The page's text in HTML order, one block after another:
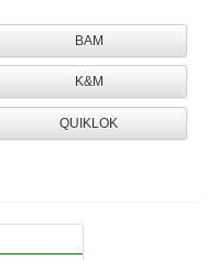
BAM
K&M
QUIKLOK